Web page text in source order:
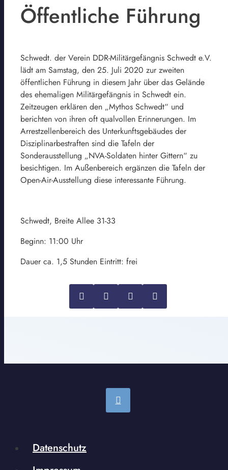
Öffentliche Führung
Schwedt. der Verein DDR-Militärgefängnis Schwedt e.V.
lädt am Samstag, den 25. Juli 2020 zur zweiten
öffentlichen Führung in diesem Jahr über das Gelände
des ehemaligen Militärgefängnis in Schwedt ein.
Zeitzeugen erklären den „Mythos Schwedt“ und
berichten von ihren oft qualvollen Erinnerungen. Im
Arrestzellenbereich des Unterkunftsgebäudes der
Disziplinarbestraften sind die Tafeln der
Sonderausstellung „NVA-Soldaten hinter Gittern“ zu
besichtigen. Im Außenbereich ergänzen die Tafeln der
Open-Air-Ausstellung diese interessante Führung.
Schwedt, Breite Allee 31-33
Beginn: 11:00 Uhr
Dauer ca. 1,5 Stunden Eintritt: frei
Datenschutz